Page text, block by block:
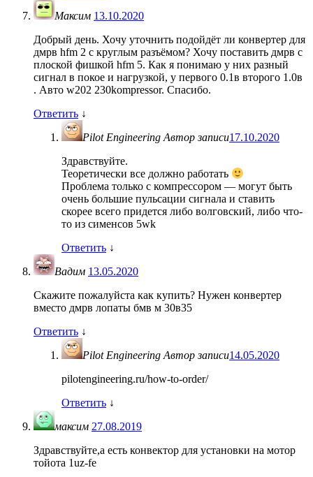
Максим 13.10.2020
Добрый день. Хочу уточнить подойдёт ли конвертер для
дмрв hfm 2 с круглым разъёмом? Хочу поставить дмрв с
плоской фишкой hfm 5. Как я понимаю у них разный
сигнал в покое и нагрузкой, у первого 0.1в второго 1.0в
. Авто w202 230kompressor. Спасибо.
Ответить ↓
Pilot Engineering Автор записи17.10.2020
Здравствуйте.
Теоретически все должно работать
Проблема только с компрессором — могут быть
очень большие пульсации сигнала и ставить
скорее всего придется либо волговский, либо что-
то из сименсов 5wk
Ответить ↓
Вадим 13.05.2020
Скажите пожалуйста как купить? Нужен конвертер
вместо дмрв лопаты бмв м 30в35
Ответить ↓
Pilot Engineering Автор записи14.05.2020
pilotengineering.ru/how-to-order/
Ответить ↓
максим 27.08.2019
Здравствуйте,а есть конвектор для установки на мотор
тойота 1uz-fe